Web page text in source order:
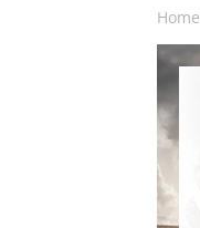
Home